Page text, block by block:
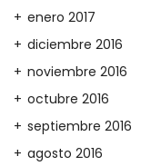
enero 2017
diciembre 2016
noviembre 2016
octubre 2016
septiembre 2016
agosto 2016